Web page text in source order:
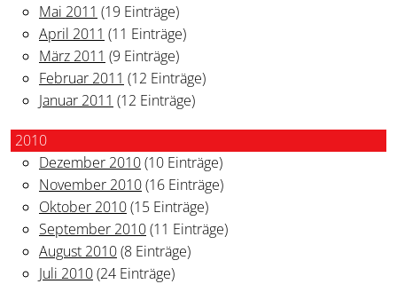
Mai 2011 (19 Einträge)
April 2011 (11 Einträge)
März 2011 (9 Einträge)
Februar 2011 (12 Einträge)
Januar 2011 (12 Einträge)
2010
Dezember 2010(10 Einträge)
November 2010(16 Einträge)
Oktober 2010(15 Einträge)
September 2010(11 Einträge)
August 2010(8 Einträge)
Juli 2010(24 Einträge)